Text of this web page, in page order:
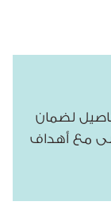
لضمان
مع أهداف